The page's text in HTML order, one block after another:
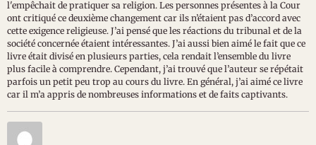
l'empêchait de pratiquer sa religion. Les personnes présentes à la Cour
ont critiqué ce deuxième changement car ils n’étaient pas d’accord avec
cette exigence religieuse. J’ai pensé que les réactions du tribunal et de la
société concernée étaient intéressantes. J’ai aussi bien aimé le fait que ce
livre était divisé en plusieurs parties, cela rendait l’ensemble du livre
plus facile à comprendre. Cependant, j’ai trouvé que l’auteur se répétait
parfois un petit peu trop au cours du livre. En général, j’ai aimé ce livre
car il m’a appris de nombreuses informations et de faits captivants.